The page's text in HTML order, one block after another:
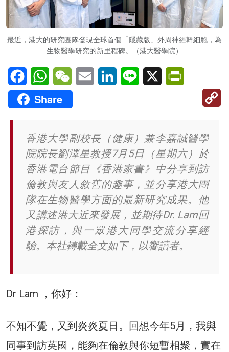
最近，港大的研究團隊發現全球首個「隱藏版」外周神經幹細胞，為
生物醫學研究的新里程碑。（港大醫學院）
FacebookWhatsAppWeChatEmail LinkedInLine X
Share
香港大學副校長（健康）兼李嘉誠醫學
院院長劉澤星教授7月5日（星期六）於
香港電台節目《香港家書》中分享到訪
倫敦與友人敘舊的趣事，並分享港大團
隊在生物醫學方面的最新研究成果。他
又講述港大近來發展，並期待Dr. Lam回
港探訪，與一眾港大同學交流分享經
驗。 本社轉載全文如下，以饗讀者。
Dr Lam ，你好：
不知不覺，又到炎炎夏日。回想今年5月，我與
同事到訪英國，能夠在倫敦與你短暫相聚，實在